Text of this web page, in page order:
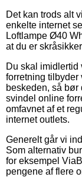
Det kan trods alt
enkelte internet
Loftlampe Ø40
at du er
Du skal
forretning tilbyder
beskeden, så
svindel online
omfavnet af et
internet outlets.
Generelt går vi
Som alternativ
for eksempel
pengene af flere